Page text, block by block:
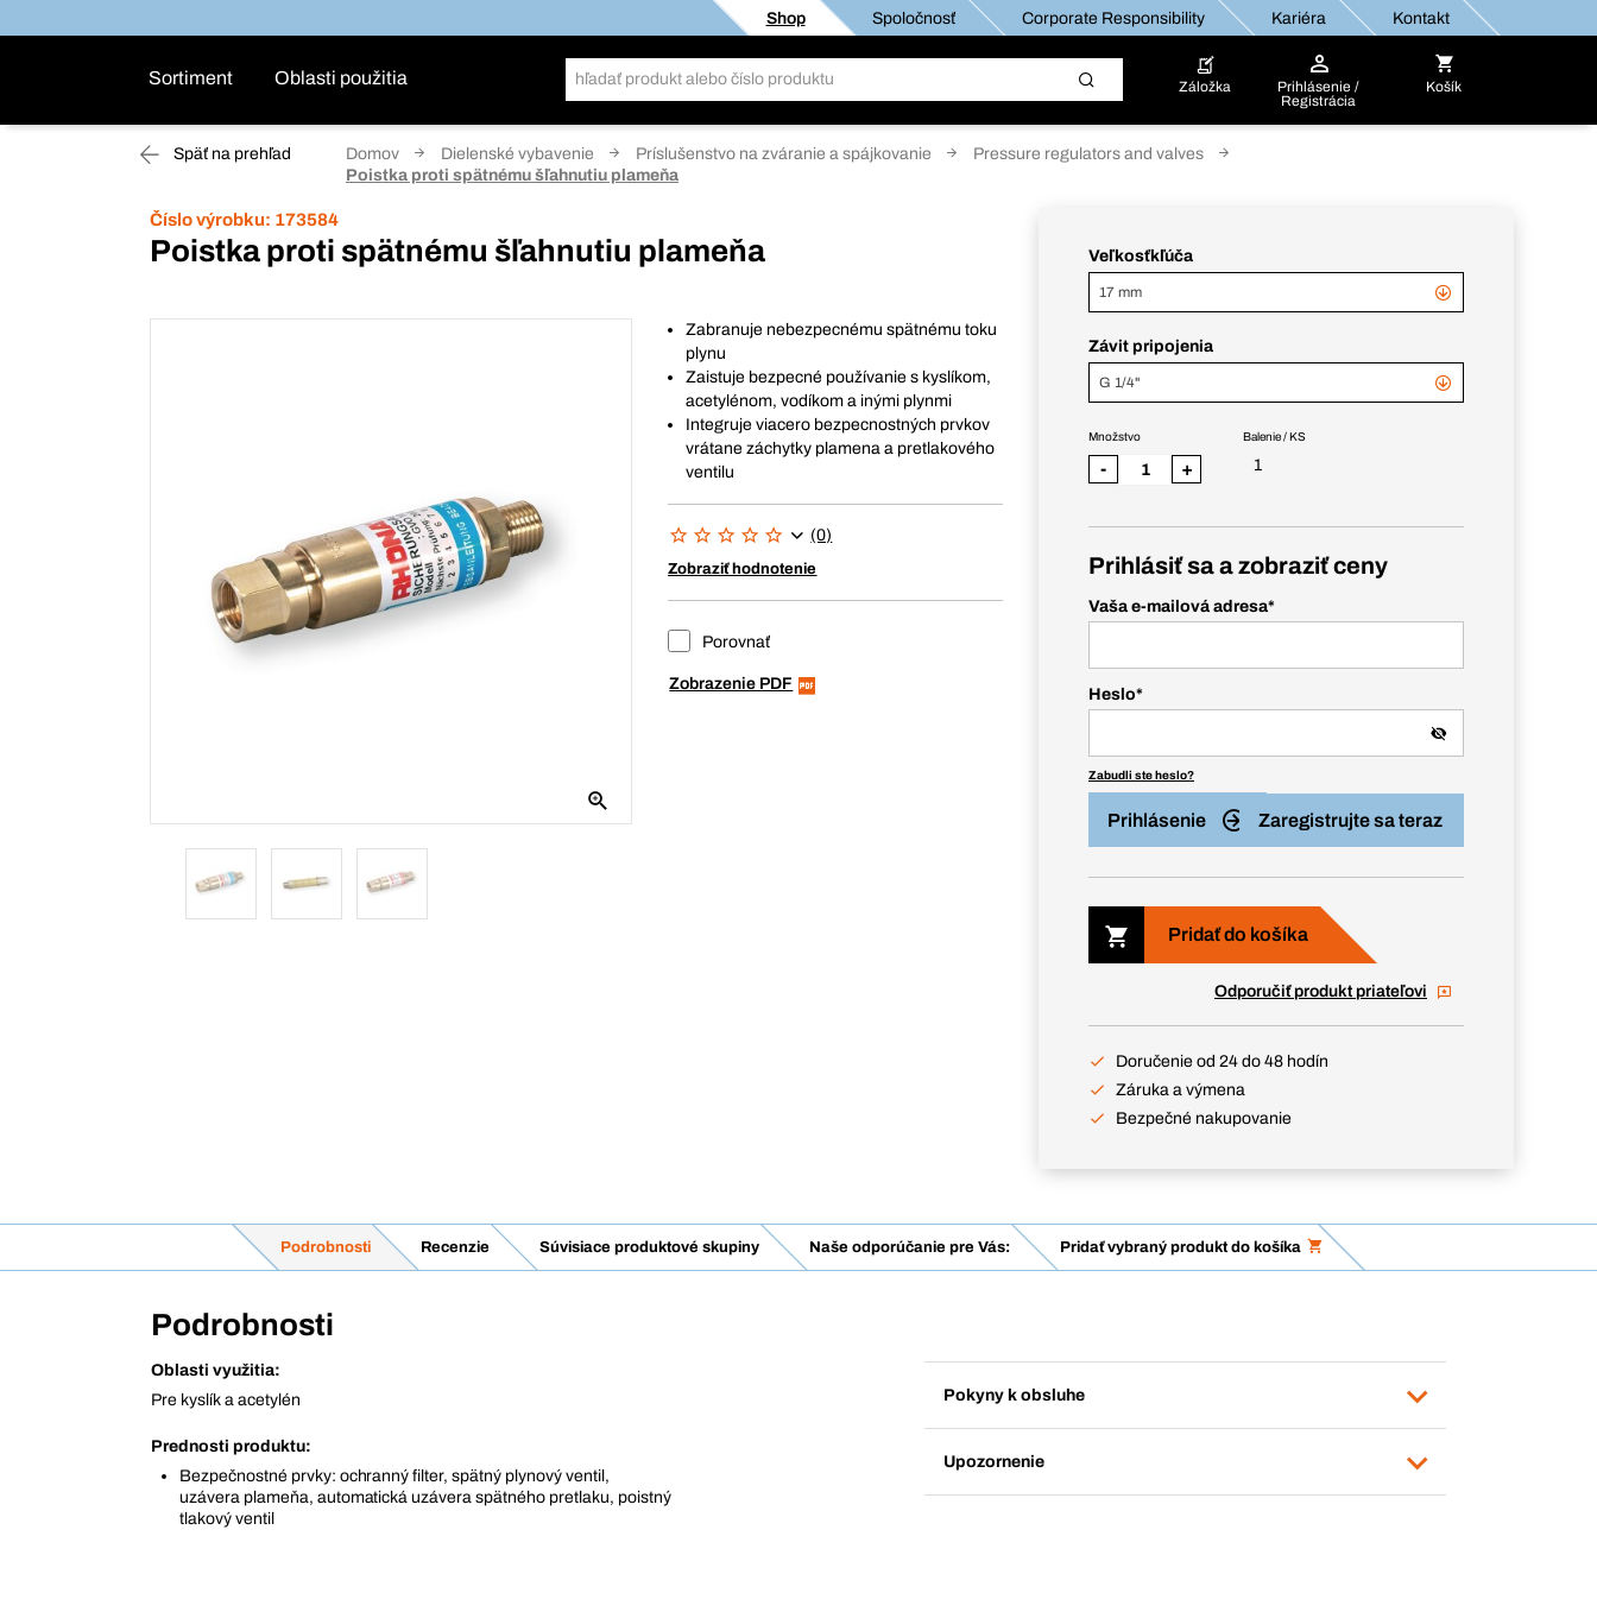
Shop Spoločnosť Corporate Responsibility Kariéra Kontakt
Sortiment Oblasti použitia Záložka
Prihlásenie /
Registrácia
Košík
Späť na prehľad Domov Dielenské vybavenie Príslušenstvo na zváranie a spájkovanie
Pressure regulators and valves
Poistka proti spätnému šľahnutiu plameňa
Číslo výrobku: 173584
Poistka proti spätnému šľahnutiu plameňa
Zabranuje nebezpecnému spätnému toku
plynu
Zaistuje bezpecné používanie s kyslíkom,
acetylénom, vodíkom a inými plynmi
Integruje viacero bezpecnostných prvkov
vrátane záchytky plamena a pretlakového
ventilu
(0)
Zobraziť hodnotenie
Porovnať
Zobrazenie PDF
Veľkosťkľúča
17 mm
Závit pripojenia
G 1/4"
Balenie / KS
1
Množstvo
- +
Prihlásiť sa a zobraziť ceny
Vaša e-mailová adresa*
Heslo*
Zabudli ste heslo?
Prihlásenie Zaregistrujte sa teraz
Pridať do košíka
Odporučiť produkt priateľovi
Doručenie od 24 do 48 hodín
Záruka a výmena
Bezpečné nakupovanie
Podrobnosti Recenzie Súvisiace produktové skupiny Naše odporúčanie pre Vás: Pridať vybraný produkt do košíka
Podrobnosti
Oblasti využitia:
Pre kyslík a acetylén
Prednosti produktu:
Bezpečnostné prvky: ochranný filter, spätný plynový ventil,
uzávera plameňa, automatická uzávera spätného pretlaku, poistný
tlakový ventil
Pokyny k obsluhe
Upozornenie